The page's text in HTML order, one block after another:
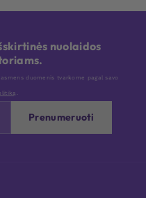
nuolaidos
duomenis tvarkome pagal savo
Prenumeruoti